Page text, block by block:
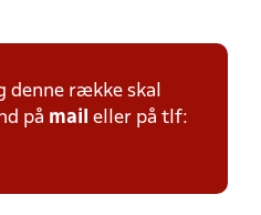
denne række skal
på mail eller på tlf: